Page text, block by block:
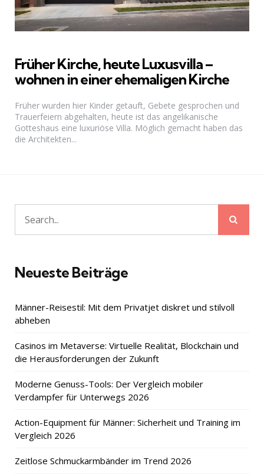
Früher Kirche, heute Luxusvilla –
wohnen in einer ehemaligen Kirche
Früher wurden hier Kinder getauft, Gebete gesprochen und
Trauerfeiern abgehalten, heute ist das angelikanische
Gotteshaus eine luxuriöse Villa. Möglich gemacht haben das
die Architekten...
Search
for:
Neueste Beiträge
Männer-Reisestil: Mit dem Privatjet diskret und stilvoll
abheben
Casinos im Metaverse: Virtuelle Realität, Blockchain und
die Herausforderungen der Zukunft
Moderne Genuss-Tools: Der Vergleich mobiler
Verdampfer für Unterwegs 2026
Action-Equipment für Männer: Sicherheit und Training im
Vergleich 2026
Zeitlose Schmuckarmbänder im Trend 2026